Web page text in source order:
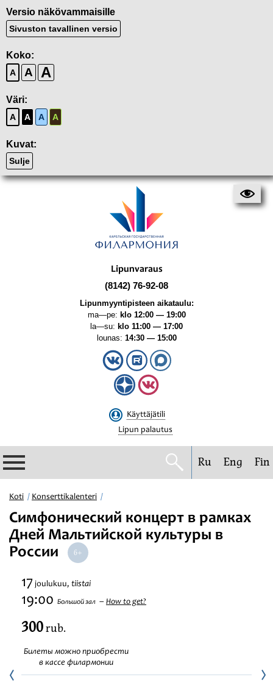
Versio näkövammaisille
Sivuston tavallinen versio
Koko:
A A A
Väri:
A A A A
Kuvat:
Sulje
Lipunvaraus
(8142) 76-92-08
Lipunmyyntipisteen aikataulu:
ma—pe: klo 12:00 — 19:00
la—su: klo 11:00 — 17:00
lounas: 14:30 — 15:00
Käyttäjätili
Lipun palautus
Filharmonia
Konserttikalenteri
Festivaalit
Ru Eng Fin
Koti Konserttikalenteri
Симфонический концерт в рамках
Дней Мальтийской культуры в
России
17 joulukuu, tiistai
19:00 Большой зал How to get?
300rub.
Билеты можно приобрести
в кассе филармонии